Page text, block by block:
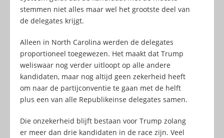
stemmen niet alles maar wel het grootste deel van
de delegates krijgt.
Alleen in North Carolina werden de delegates
proportioneel toegewezen. Het maakt dat Trump
weliswaar nog verder uitloopt op alle andere
kandidaten, maar nog altijd geen zekerheid heeft
om naar de partijconventie te gaan met de helft
plus een van alle Republikeinse delegates samen.
Die onzekerheid blijft bestaan voor Trump zolang
er meer dan drie kandidaten in de race zijn. Veel